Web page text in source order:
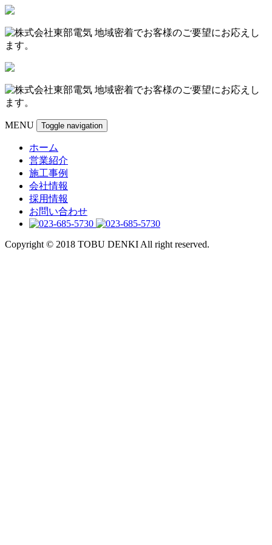
MENU Toggle navigation
ホーム
営業紹介
施工事例
会社情報
採用情報
お問い合わせ
Copyright © 2018 TOBU DENKI All right reserved.